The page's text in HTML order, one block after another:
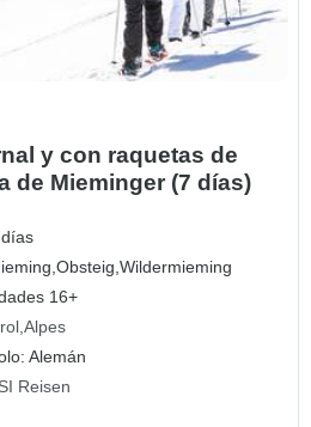
y con raquetas de
de Mieminger (7 días)
Obsteig,Wildermieming
16+
Alpes
Alemán
Reisen